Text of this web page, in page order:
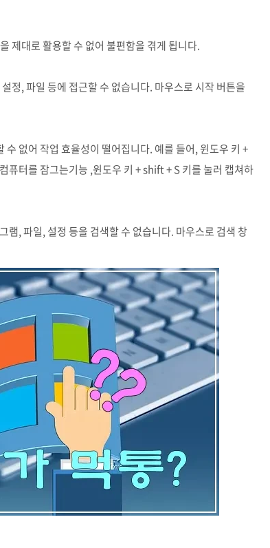
제대로 활용할 수 없어 불편함을 겪게 됩니다.
정, 파일 등에 접근할 수 없습니다. 마우스로 시작 버튼을
없어 작업 효율성이 떨어집니다. 예를 들어, 윈도우 키 +
퓨터를 잠그는기능 ,윈도우 키 + shift + S 키를 눌러 캡쳐하
램, 파일, 설정 등을 검색할 수 없습니다. 마우스로 검색 창